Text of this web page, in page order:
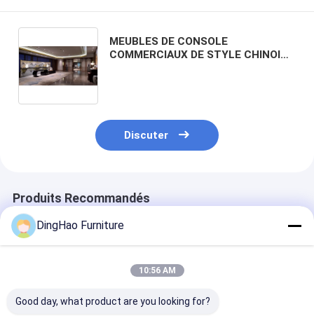
MEUBLES DE CONSOLE
COMMERCIAUX DE STYLE CHINOIS
Discuter
Produits Recommandés
DingHao Furniture
10:56 AM
Good day, what product are you looking for?